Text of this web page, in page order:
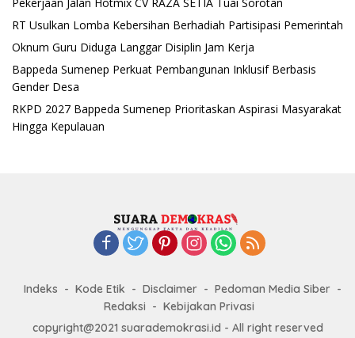
RT Usulkan Lomba Kebersihan Berhadiah Partisipasi Pemerintah
Oknum Guru Diduga Langgar Disiplin Jam Kerja
Bappeda Sumenep Perkuat Pembangunan Inklusif Berbasis
Gender Desa
RKPD 2027 Bappeda Sumenep Prioritaskan Aspirasi Masyarakat
Hingga Kepulauan
Indeks Kode Etik Disclaimer
Pedoman Media Siber
Redaksi
Kebijakan Privasi
copyright@2021 suarademokrasi.id - All right reserved